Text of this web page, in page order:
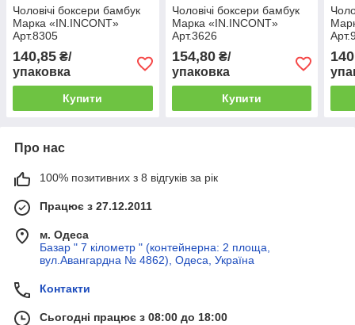
Чоловічі боксери бамбук
Марка «IN.INCONT»
Арт.8305
140,85 ₴/
упаковка
Купити
Чоловічі боксери бамбук
Марка «IN.INCONT»
Арт.3626
154,80₴/
упаковка
Купити
Про нас
100% позитивних з 8 відгуків за рік
Працює з 27.12.2011
м. Одеса
Базар " 7 кілометр " (контейнерна: 2 площа,
вул.Авангардна № 4862), Одеса, Україна
Контакти
Сьогодні працює з 08:00 до 18:00